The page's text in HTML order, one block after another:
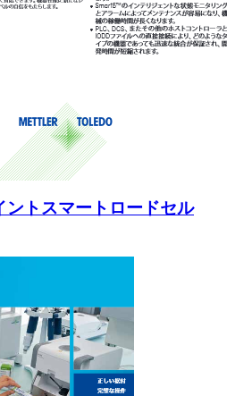
ントスマートロードセル